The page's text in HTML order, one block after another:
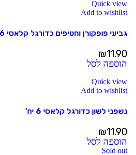
Quick view
Add to wishlist
גביעי פופקורן וחטיפים כדורגל קלאסי 6 יח’
₪11.90
הוספה לסל
Quick view
Add to wishlist
נשפני לשון כדורגל קלאסי 6 יח’
₪11.90
הוספה לסל
Sold out